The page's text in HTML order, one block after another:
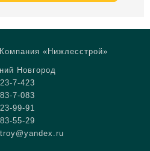
«Нижлесстрой»
Новгород
7-423
7-083
99-91
55-29